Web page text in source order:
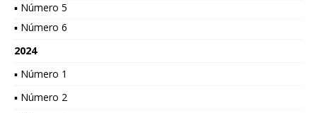
▪ Número 5
▪ Número 6
2024
▪ Número 1
▪ Número 2